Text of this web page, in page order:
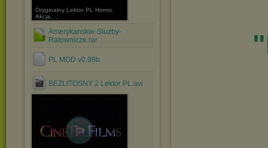
Oryginalny Lektor PL Horror,
Akcja, ...
Amerykanskie-Sluzby-
Ratownicze.rar
PL MOD v0.99b
BEZLITOSNY 2 Lektor PL.avi